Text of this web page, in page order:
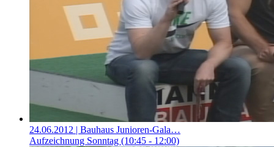
24.06.2012 | Bauhaus Junioren-Gala…
Aufzeichnung Sonntag (10:45 - 12:00)